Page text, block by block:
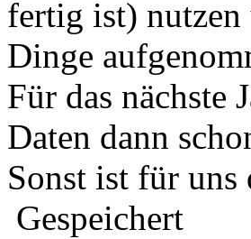
fertig ist) nutzen
Dinge
Für das nächste
Daten dann
Sonst ist für uns
Gespeichert